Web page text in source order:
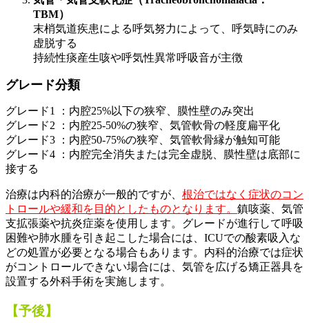
TBM）
末梢気道疾患による呼気努力によって、呼気時にのみ
虚脱する
持続性痰産生咳や呼気性異常呼吸音が主徴
グレード分類
グレード1 ：内腔25%以下の狭窄、膜性壁のみ突出
グレード2 ：内腔25-50%の狭窄、気管軟骨の軽度扁平化
グレード3 ：内腔50-75%の狭窄、気管軟骨縁が触知可能
グレード4 ：内腔完全消失または完全虚脱、膜性壁は底部に
接する
治療は内科的治療が一般的ですが、 根治ではなく症状のコン
トロールや緩和を目的としたものとなります。 鎮咳薬、気管
支拡張薬や抗炎症薬を使用します。グレードが進行して呼吸
困難や肺水腫を引き起こした場合には、ICUでの酸素吸入な
どの処置が必要となる場合もあります。内科的治療では症状
がコントロールできない場合には、気管を広げる矯正器具を
設置する外科手術を実施します。
【予後】